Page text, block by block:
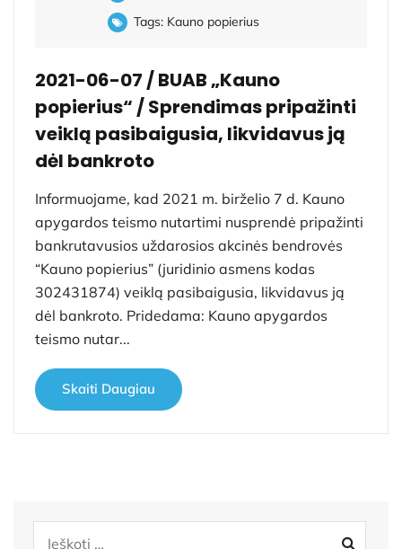
Tags: Kauno popierius
2021-06-07 / BUAB „Kauno
popierius“ / Sprendimas pripažinti
veiklą pasibaigusia, likvidavus ją
dėl bankroto
Informuojame, kad 2021 m. birželio 7 d. Kauno
apygardos teismo nutartimi nusprendė pripažinti
bankrutavusios uždarosios akcinės bendrovės
“Kauno popierius” (juridinio asmens kodas
302431874) veiklą pasibaigusia, likvidavus ją
dėl bankroto. Pridedama: Kauno apygardos
teismo nutar...
Skaiti Daugiau